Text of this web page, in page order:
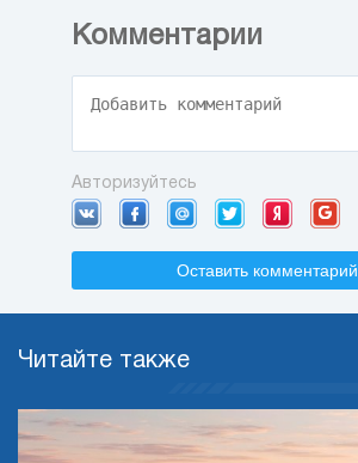
Комментарии
Авторизуйтесь
Оставить комментарий
Читайте также